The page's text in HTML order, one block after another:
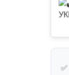
✅